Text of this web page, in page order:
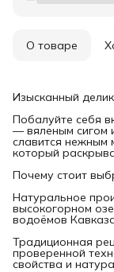
О товаре
Изысканный
Побалуйте себя
— вяленым сигом
славится нежным
который
Почему стоит
Натуральное
высокогорном
водоёмов
Традиционная
проверенной
свойства и